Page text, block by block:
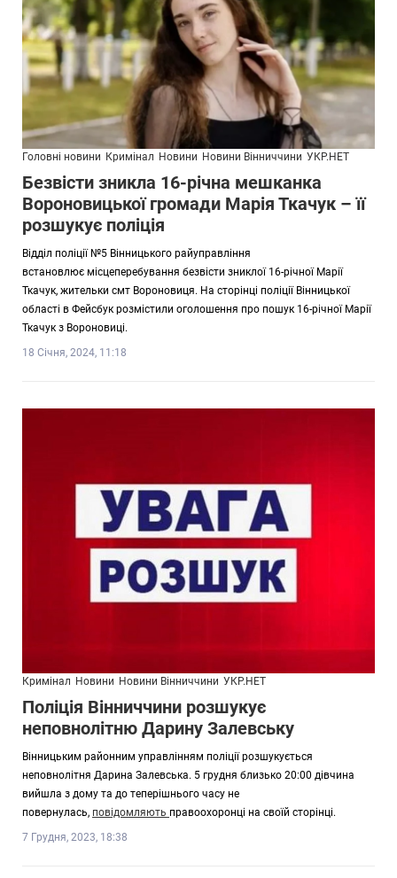
Головні новини Кримінал Новини Новини Вінниччини УКР.НЕТ
Безвісти зникла 16-річна мешканка
Вороновицької громади Марія Ткачук – її
розшукує поліція
Відділ поліції №5 Вінницького райуправління
встановлює місцеперебування безвісти зниклої 16-річної Марії
Ткачук, жительки смт Вороновиця. На сторінці поліції Вінницької
області в Фейсбук розмістили оголошення про пошук 16-річної Марії
Ткачук з Вороновиці.
18 Січня, 2024, 11:18
Кримінал Новини Новини Вінниччини УКР.НЕТ
Поліція Вінниччини розшукує
неповнолітню Дарину Залевську
Вінницьким районним управлінням поліції розшукується
неповнолітня Дарина Залевська. 5 грудня близько 20:00 дівчина
вийшла з дому та до теперішнього часу не
повернулась, повідомляють правоохоронці на своїй сторінці.
7 Грудня, 2023, 18:38